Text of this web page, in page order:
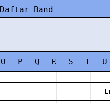
Daftar Band
O P Q R S T U